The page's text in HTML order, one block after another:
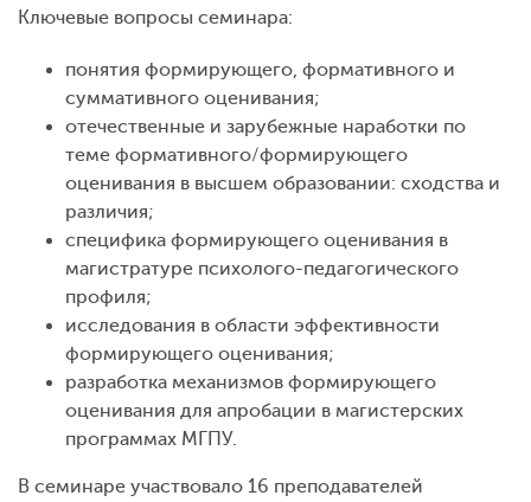
Ключевые вопросы семинара:
понятия формирующего, формативного и
суммативного оценивания;
отечественные и зарубежные наработки по
теме формативного/формирующего
оценивания в высшем образовании: сходства и
различия;
специфика формирующего оценивания в
магистратуре психолого-педагогического
профиля;
исследования в области эффективности
формирующего оценивания;
разработка механизмов формирующего
оценивания для апробации в магистерских
программах МГПУ.
В семинаре участвовало 16 преподавателей